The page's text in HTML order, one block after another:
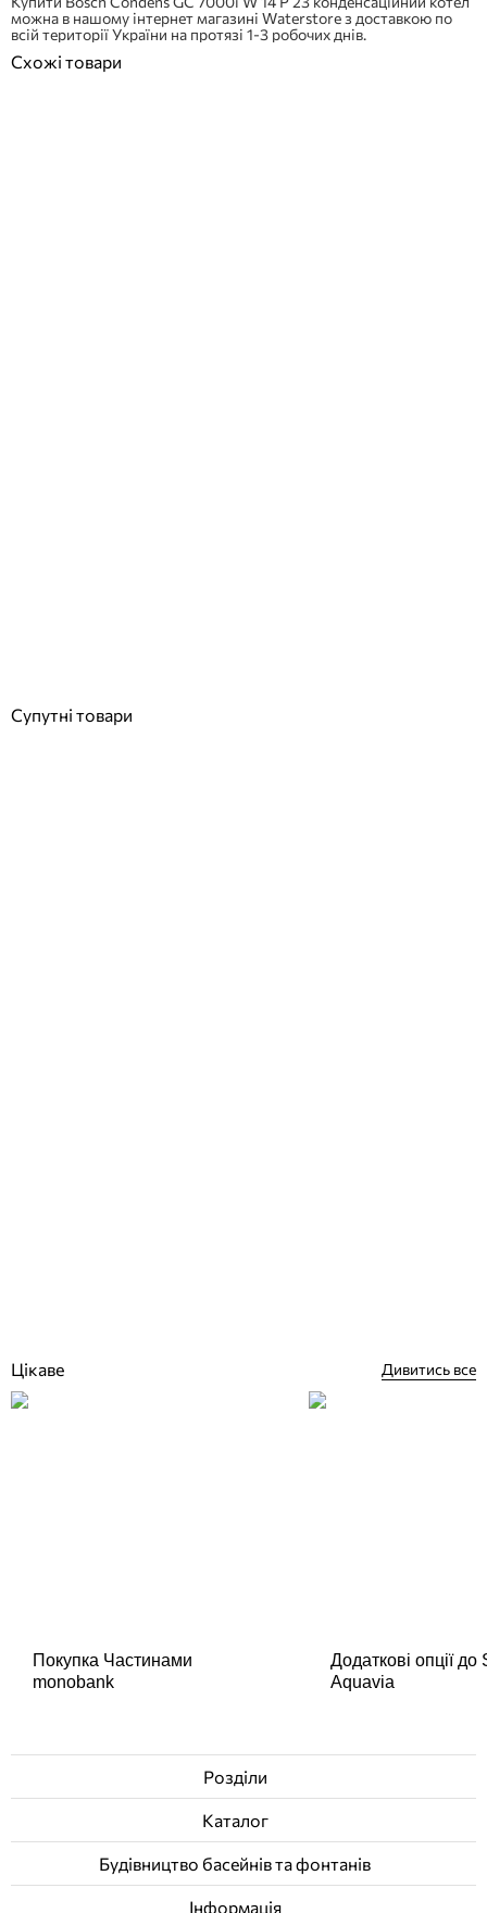
можна в нашому інтернет магазині Waterstore з доставкою по
всій території України на протязі 1-3 робочих днів.
Схожі товари
Супутні товари
Цікаве Дивитись все
Покупка Частинами
monobank
Додаткові опції
Aquavia
Розділи
Каталог
Будівництво басейнів та фонтанів
Інформація